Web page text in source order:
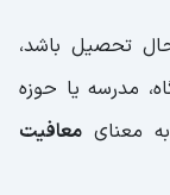
تحصیل باشد،
مدرسه یا حوزه
معنای معافیت